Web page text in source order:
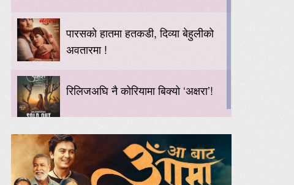
पारसको हातमा हतकडी, दिव्या बेहुलीको
अवतारमा !
रिलिजअघि नै कोरियामा बिक्यो ‘अक्षरा’!